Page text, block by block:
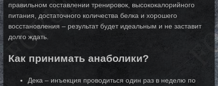
правильном составлении тренировок, высококалорийного
питания, достаточного количества белка и хорошего
восстановления – результат будет идеальным и не заставит
долго ждать.
Как принимать анаболики?
Дека – инъекция проводиться один раз в неделю по